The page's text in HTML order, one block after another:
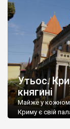
Утьос.
княгині
Майже у
Криму є свій